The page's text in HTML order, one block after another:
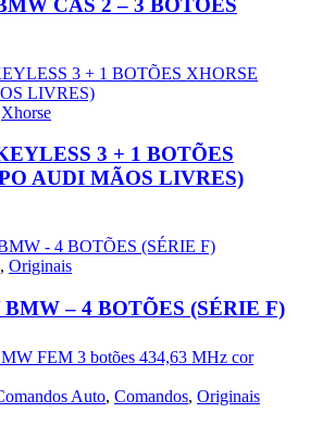
Xhorse
3 + 1 BOTÕES
AUDI MÃOS LIVRES)
, Originais
– 4 BOTÕES (SÉRIE F)
Auto, Comandos, Originais